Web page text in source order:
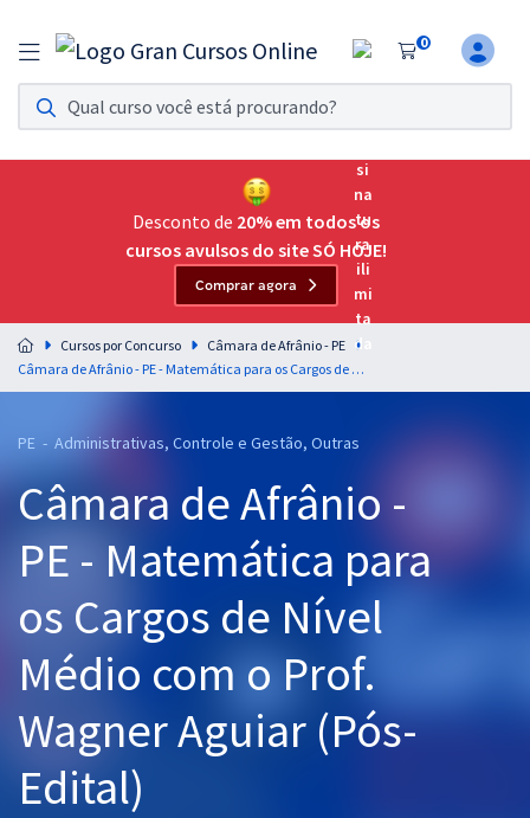
0
Assinatura Ilimitada 11
Acesso a todos os cursos. Teste grátis por 7 dias!
Assinatura OAB Até Passar
Acesso ilimitado a toda preparação para o Exame da
Residências Multiprofissionais
Preparação completa e intensiva para as principais
residências em saúde do Brasil
Cursos 20% OFF
Pós
Graduação
OAB
Questões grátis
Desconto de 20% em todos os
cursos avulsos do site SÓ HOJE!
Comprar agora
Cursos por Concurso
Câmara de Afrânio - PE
Câmara de Afrânio - PE - Matemática para os Cargos de Nível Médio com o Prof. Wagner Aguiar (Pós-Edital)
PE - Administrativas, Controle e Gestão, Outras
Câmara de Afrânio -
PE - Matemática para
os Cargos de Nível
Médio com o Prof.
Wagner Aguiar (Pós-
Edital)